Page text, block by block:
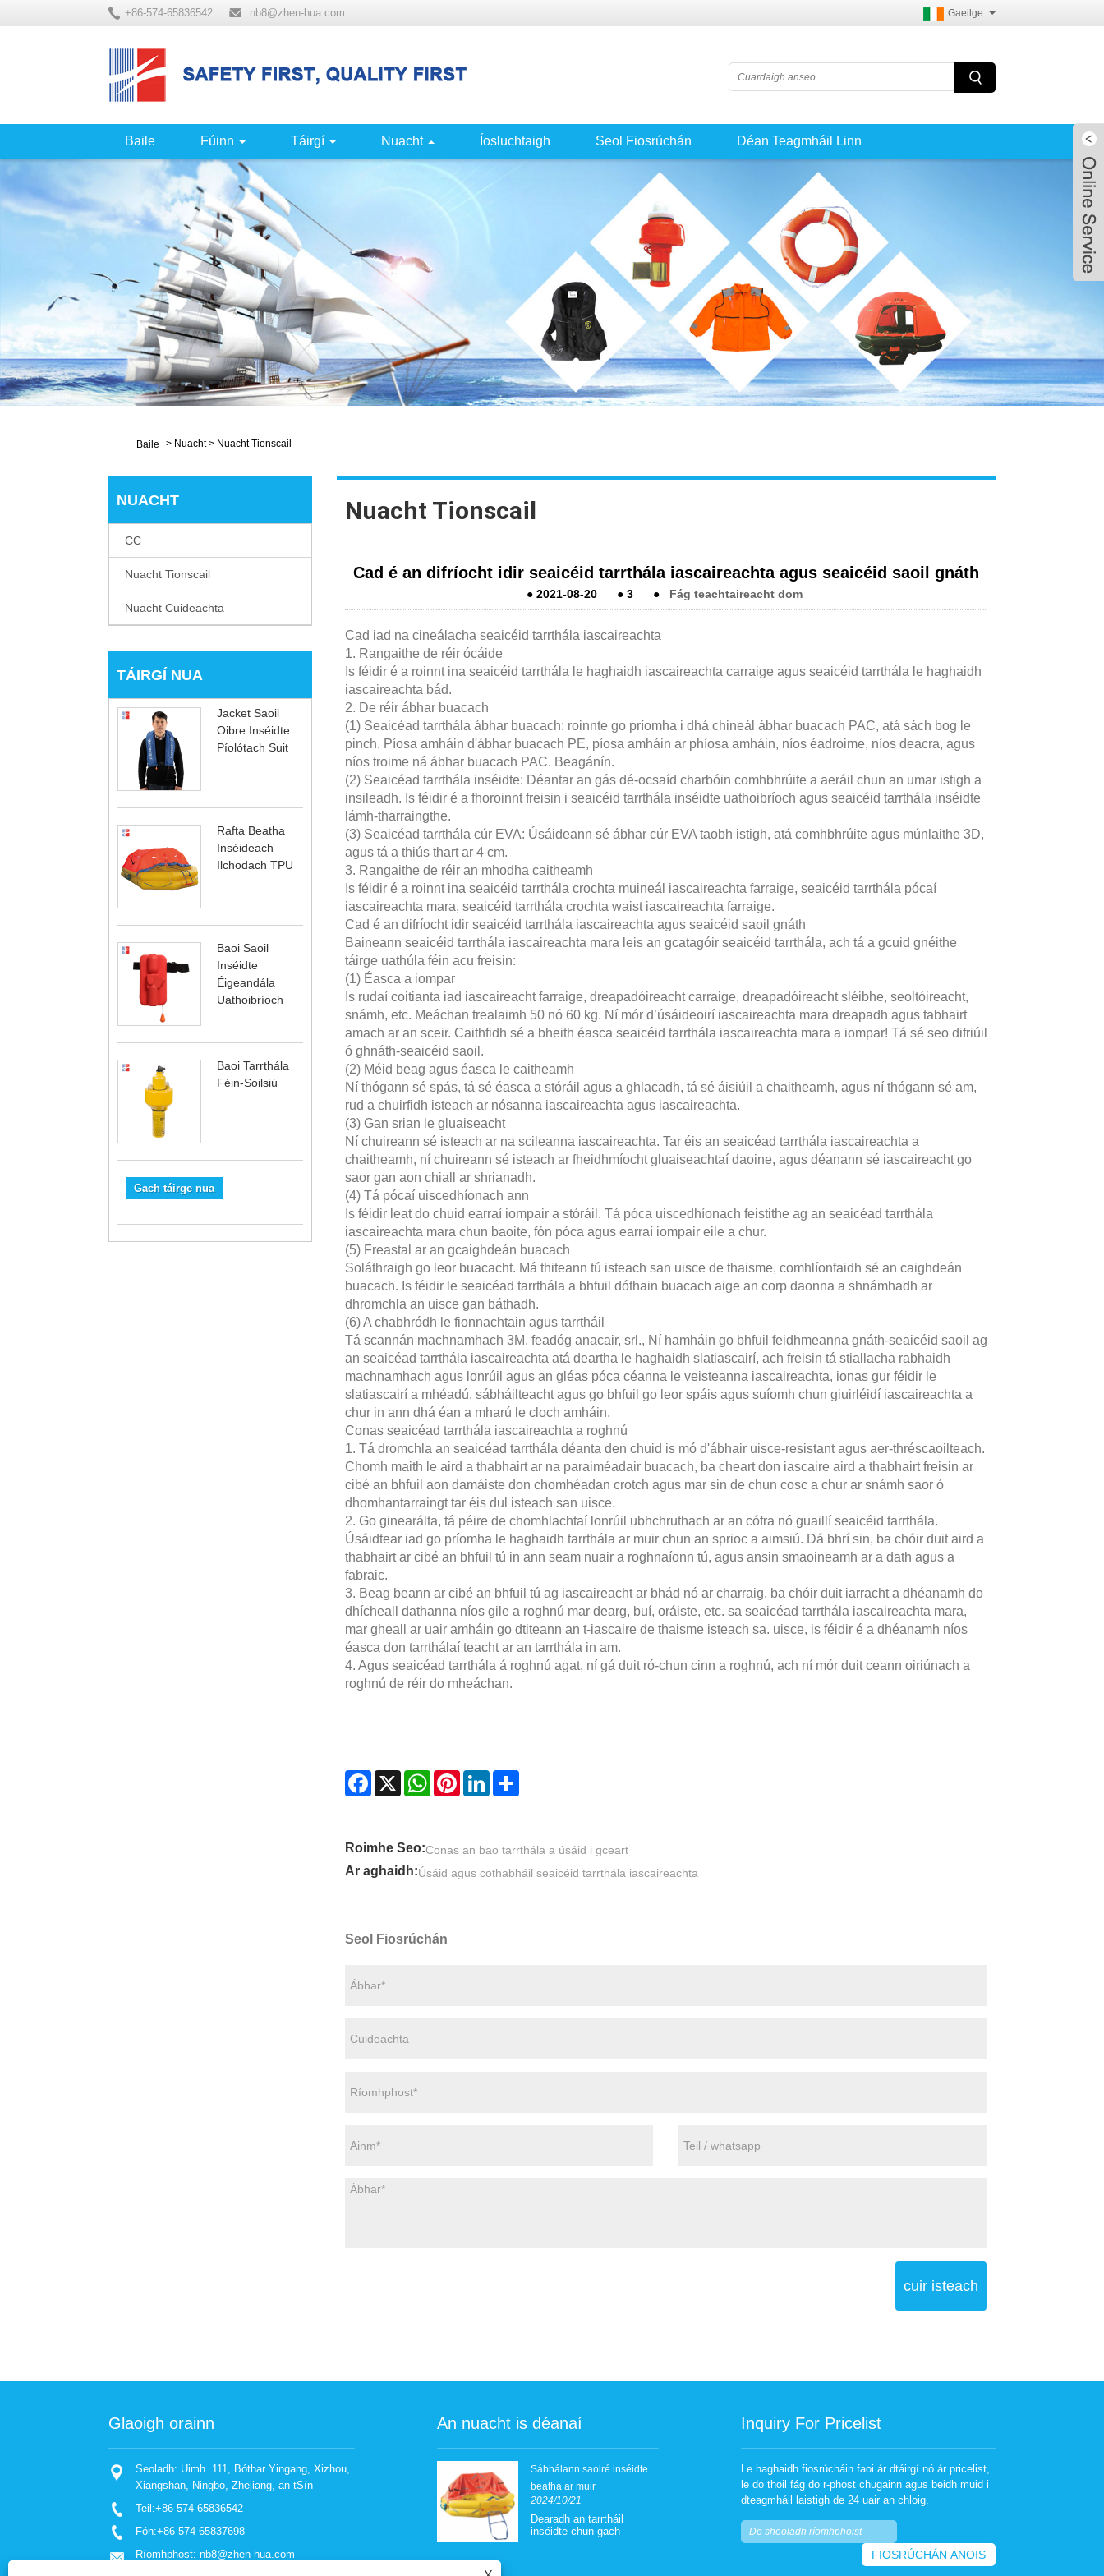
+86-574-65836542 nb8@zhen-hua.com Gaeilge
Baile Fúinn Táirgí Nuacht Íosluchtaigh Seol Fiosrúchán Déan Teagmháil Linn
Baile > Nuacht > Nuacht Tionscail
NUACHT
CC
Nuacht Tionscail
Nuacht Cuideachta
TÁIRGÍ NUA
Jacket Saoil
Oibre Inséidte
Píolótach Suit
Rafta Beatha
Inséideach
Ilchodach TPU
Baoi Saoil
Inséidte
Éigeandála
Uathoibríoch
Baoi Tarrthála
Féin-Soilsiú
Gach táirge nua
Nuacht Tionscail
Cad é an difríocht idir seaicéid tarrthála iascaireachta agus seaicéid saoil gnáth
● 2021-08-20 ● 3 ● Fág teachtaireacht dom
Cad iad na cineálacha seaicéid tarrthála iascaireachta
1. Rangaithe de réir ócáide
Is féidir é a roinnt ina seaicéid tarrthála le haghaidh iascaireachta carraige agus seaicéid tarrthála le haghaidh
iascaireachta bád.
2. De réir ábhar buacach
(1) Seaicéad tarrthála ábhar buacach: roinnte go príomha i dhá chineál ábhar buacach PAC, atá sách bog le
pinch. Píosa amháin d'ábhar buacach PE, píosa amháin ar phíosa amháin, níos éadroime, níos deacra, agus
níos troime ná ábhar buacach PAC. Beagánín.
(2) Seaicéad tarrthála inséidte: Déantar an gás dé-ocsaíd charbóin comhbhrúite a aeráil chun an umar istigh a
insileadh. Is féidir é a fhoroinnt freisin i seaicéid tarrthála inséidte uathoibríoch agus seaicéid tarrthála inséidte
lámh-tharraingthe.
(3) Seaicéad tarrthála cúr EVA: Úsáideann sé ábhar cúr EVA taobh istigh, atá comhbhrúite agus múnlaithe 3D,
agus tá a thiús thart ar 4 cm.
3. Rangaithe de réir an mhodha caitheamh
Is féidir é a roinnt ina seaicéid tarrthála crochta muineál iascaireachta farraige, seaicéid tarrthála pócaí
iascaireachta mara, seaicéid tarrthála crochta waist iascaireachta farraige.
Cad é an difríocht idir seaicéid tarrthála iascaireachta agus seaicéid saoil gnáth
Baineann seaicéid tarrthála iascaireachta mara leis an gcatagóir seaicéid tarrthála, ach tá a gcuid gnéithe
táirge uathúla féin acu freisin:
(1) Éasca a iompar
Is rudaí coitianta iad iascaireacht farraige, dreapadóireacht carraige, dreapadóireacht sléibhe, seoltóireacht,
snámh, etc. Meáchan trealaimh 50 nó 60 kg. Ní mór d’úsáideoirí iascaireachta mara dreapadh agus tabhairt
amach ar an sceir. Caithfidh sé a bheith éasca seaicéid tarrthála iascaireachta mara a iompar! Tá sé seo difriúil
ó ghnáth-seaicéid saoil.
(2) Méid beag agus éasca le caitheamh
Ní thógann sé spás, tá sé éasca a stóráil agus a ghlacadh, tá sé áisiúil a chaitheamh, agus ní thógann sé am,
rud a chuirfidh isteach ar nósanna iascaireachta agus iascaireachta.
(3) Gan srian le gluaiseacht
Ní chuireann sé isteach ar na scileanna iascaireachta. Tar éis an seaicéad tarrthála iascaireachta a
chaitheamh, ní chuireann sé isteach ar fheidhmíocht gluaiseachtaí daoine, agus déanann sé iascaireacht go
saor gan aon chiall ar shrianadh.
(4) Tá pócaí uiscedhíonach ann
Is féidir leat do chuid earraí iompair a stóráil. Tá póca uiscedhíonach feistithe ag an seaicéad tarrthála
iascaireachta mara chun baoite, fón póca agus earraí iompair eile a chur.
(5) Freastal ar an gcaighdeán buacach
Soláthraigh go leor buacacht. Má thiteann tú isteach san uisce de thaisme, comhlíonfaidh sé an caighdeán
buacach. Is féidir le seaicéad tarrthála a bhfuil dóthain buacach aige an corp daonna a shnámhadh ar
dhromchla an uisce gan báthadh.
(6) A chabhródh le fionnachtain agus tarrtháil
Tá scannán machnamhach 3M, feadóg anacair, srl., Ní hamháin go bhfuil feidhmeanna gnáth-seaicéid saoil ag
an seaicéad tarrthála iascaireachta atá deartha le haghaidh slatiascairí, ach freisin tá stiallacha rabhaidh
machnamhach agus lonrúil agus an gléas póca céanna le veisteanna iascaireachta, ionas gur féidir le
slatiascairí a mhéadú. sábháilteacht agus go bhfuil go leor spáis agus suíomh chun giuirléidí iascaireachta a
chur in ann dhá éan a mharú le cloch amháin.
Conas seaicéad tarrthála iascaireachta a roghnú
1. Tá dromchla an seaicéad tarrthála déanta den chuid is mó d'ábhair uisce-resistant agus aer-thréscaoilteach.
Chomh maith le aird a thabhairt ar na paraiméadair buacach, ba cheart don iascaire aird a thabhairt freisin ar
cibé an bhfuil aon damáiste don chomhéadan crotch agus mar sin de chun cosc ​​a chur ar snámh saor ó
dhomhantarraingt tar éis dul isteach san uisce.
2. Go ginearálta, tá péire de chomhlachtaí lonrúil ubhchruthach ar an cófra nó guaillí seaicéid tarrthála.
Úsáidtear iad go príomha le haghaidh tarrthála ar muir chun an sprioc a aimsiú. Dá bhrí sin, ba chóir duit aird a
thabhairt ar cibé an bhfuil tú in ann seam nuair a roghnaíonn tú, agus ansin smaoineamh ar a dath agus a
fabraic.
3. Beag beann ar cibé an bhfuil tú ag iascaireacht ar bhád nó ar charraig, ba chóir duit iarracht a dhéanamh do
dhícheall dathanna níos gile a roghnú mar dearg, buí, oráiste, etc. sa seaicéad tarrthála iascaireachta mara,
mar gheall ar uair amháin go dtiteann an t-iascaire de thaisme isteach sa. uisce, is féidir é a dhéanamh níos
éasca don tarrthálaí teacht ar an tarrthála in am.
4. Agus seaicéad tarrthála á roghnú agat, ní gá duit ró-chun cinn a roghnú, ach ní mór duit ceann oiriúnach a
roghnú de réir do mheáchan.
Facebook
X WhatsAppPinterestLinkedInShare
Roimhe Seo:Conas an bao tarrthála a úsáid i gceart
Ar aghaidh:Úsáid agus cothabháil seaicéid tarrthála iascaireachta
Seol Fiosrúchán
cuir isteach
Glaoigh orainn
Seoladh: Uimh. 111, Bóthar Yingang, Xizhou,
Xiangshan, Ningbo, Zhejiang, an tSín
Teil:+86-574-65836542
Fón:+86-574-65837698
Ríomhphost: nb8@zhen-hua.com
Inquiry For Pricelist
Le haghaidh fiosrúcháin faoi ár dtáirgí nó ár pricelist,
le do thoil fág do r-phost chugainn agus beidh muid i
dteagmháil laistigh de 24 uair an chloig.
An nuacht is déanaí
Ról Solid Lifebuoy
2022/05/17
acu ar an eolas go
Sábhálann saolré inséidte
beatha ar muir
2024/10/21
Dearadh an tarrtháil
inséidte chun gach
Na buntáistí a bhaineann le
Jacket Saoil Inséidte
2024/02/01
Tá níos mó tóir ag baint le
seaicéid tarrthála inséidte
mar gheall ar a gcuid
Rafta Tarrthála Inséidte: Mír
a Chaithfidh gach Maraí
Inséidte Life ba chóir go
mbeadh gach maraí ar
bord. Tógtar an rafta